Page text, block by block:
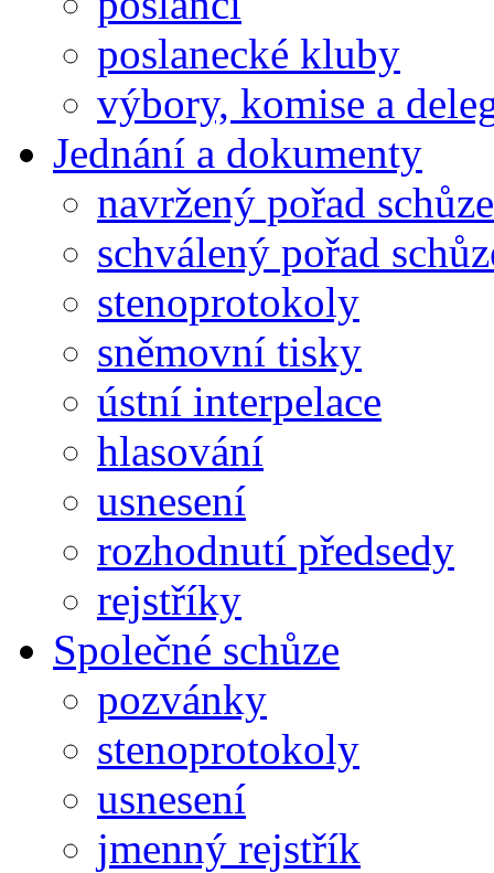
poslanecké kluby
výbory, komise a
Jednání a dokumenty
navržený pořad schůze
schválený pořad
stenoprotokoly
sněmovní tisky
ústní interpelace
hlasování
usnesení
rozhodnutí předsedy
rejstříky
Společné schůze
pozvánky
stenoprotokoly
usnesení
jmenný rejstřík